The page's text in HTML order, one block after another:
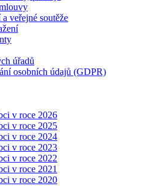
veřejné soutěže
úřadů
osobních údajů (GDPR)
v roce 2026
v roce 2025
v roce 2024
v roce 2023
v roce 2022
v roce 2021
v roce 2020